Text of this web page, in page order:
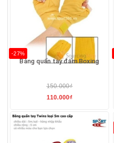
-27%
Băng quấn tay đấm Boxing
150.000₫
110.000₫